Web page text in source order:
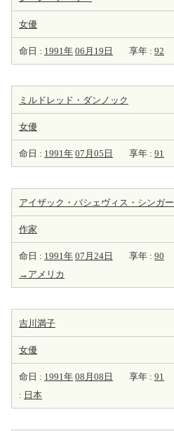
女優
命日 : 1991年 06月19日 享年 : 92
ミルドレッド・ダンノック
女優
命日 : 1991年 07月05日 享年 : 91
アイザック・バシェヴィス・シンガー
作家
命日 : 1991年 07月24日 享年 : 90
→アメリカ
吉川満子
女優
命日 : 1991年 08月08日 享年 : 91
: 日本